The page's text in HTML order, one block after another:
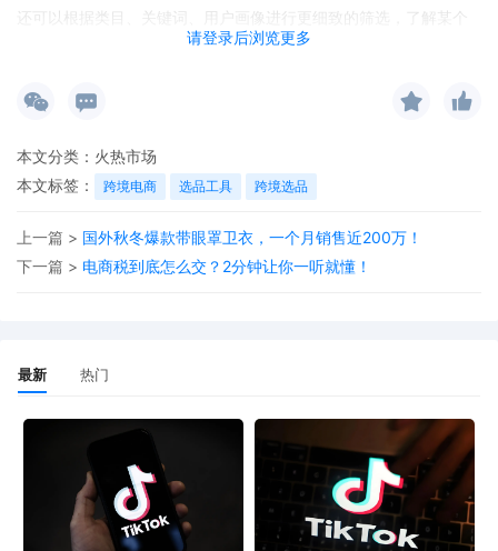
请登录后浏览更多
还可以根据类目、关键词、用户画像进行更细致的筛选，了解某个
细分市场每周、每月、每年的关键词趋势变化。
兴趣，对选品很有帮助。
同时合作靠谱的供应商进行一件定制一件代发，卖一件就赚取一件
本文分类： 火热市场
本文标签：
跨境电商 选品工具 跨境选品
上一篇 > 国外秋冬爆款带眼罩卫衣，一个月销售近200万！
下一篇 > 电商税到底怎么交？2分钟让你一听就懂！
最新 热门